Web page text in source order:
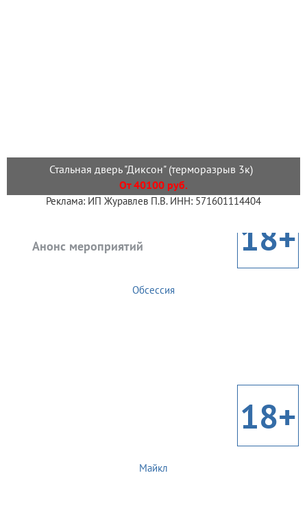
Стальная дверь "Диксон" (терморазрыв 3к)
От 40100 руб.
Реклама: ИП Журавлев П.В. ИНН: 571601114404
Анонс мероприятий 18+
Обсессия
18+
Майкл